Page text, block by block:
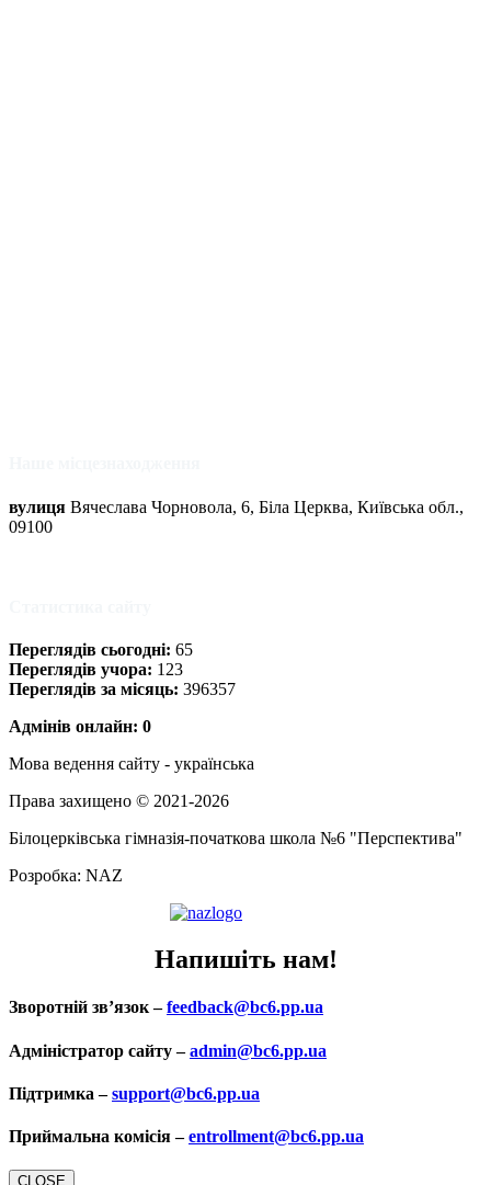
вулиця Вячеслава Чорновола, 6, Біла Церква, Київська обл.,
09100
Переглядів сьогодні: 65
Переглядів учора: 123
Переглядів за місяць: 396357
Адмінів онлайн: 0
Мова ведення сайту - українська
Права захищено © 2021-2026
Білоцерківська гімназія-початкова школа №6 "Перспектива"
Розробка: NAZ
Напишіть нам!
Зворотній зв’язок –feedback@bc6.pp.ua
Адміністратор сайту –admin@bc6.pp.ua
Підтримка –support@bc6.pp.ua
Приймальна комісія –entrollment@bc6.pp.ua
CLOSE